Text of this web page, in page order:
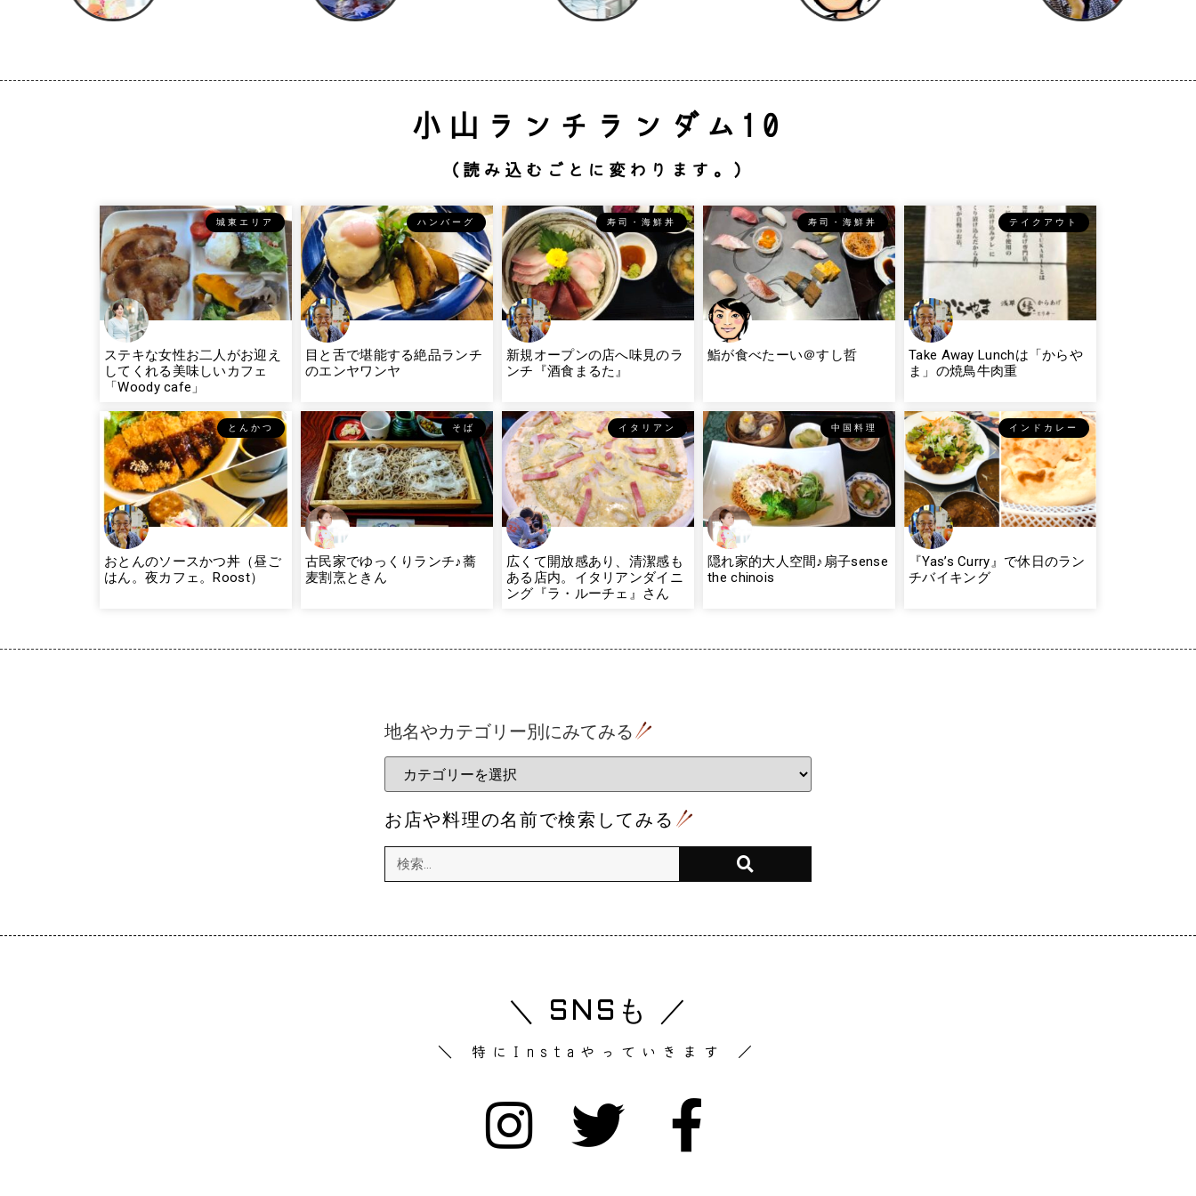
小山ランチランダム10
（読み込むごとに変わります。）
城東エリア
ステキな女性お二人がお迎え
してくれる美味しいカフェ
「Woody cafe」
ハンバーグ
目と舌で堪能する絶品ランチ
のエンヤワンヤ
寿司・海鮮丼
新規オープンの店へ味見のラ
ンチ『酒食まるた』
寿司・海鮮丼
鮨が食べたーい＠すし哲
テイクアウト
Take Away Lunchは「からや
ま」の焼鳥牛肉重
とんかつ
おとんのソースかつ丼（昼ご
はん。夜カフェ。Roost）
そば
古民家でゆっくりランチ♪蕎
麦割烹ときん
イタリアン
広くて開放感あり、清潔感も
ある店内。イタリアンダイニ
ング『ラ・ルーチェ』さん
中国料理
隠れ家的大人空間♪扇子sense
the chinois
インドカレー
『Yas’s Curry』で休日のラン
チバイキング
地名やカテゴリー別にみてみる
お店や料理の名前で検索してみる
＼ SNSも ／
＼ 特にInstaやっていきます ／